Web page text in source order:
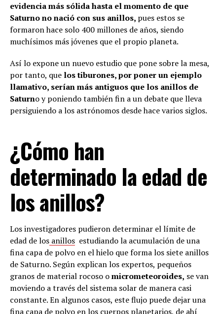
evidencia más sólida hasta el momento de que
Saturno no nació con sus anillos, pues estos se
formaron hace solo 400 millones de años, siendo
muchísimos más jóvenes que el propio planeta.
Así lo expone un nuevo estudio que pone sobre la mesa,
por tanto, que los tiburones, por poner un ejemplo
llamativo, serían más antiguos que los anillos de
Saturno y poniendo también fin a un debate que lleva
persiguiendo a los astrónomos desde hace varios siglos.
¿Cómo han
determinado la edad de
los anillos?
Los investigadores pudieron determinar el límite de
edad de los anillos estudiando la acumulación de una
fina capa de polvo en el hielo que forma los siete anillos
de Saturno. Según explican los expertos, pequeños
granos de material rocoso omicrometeoroides, se van
moviendo a través del sistema solar de manera casi
constante. En algunos casos, este flujo puede dejar una
fina capa de polvo en los cuerpos planetarios, de ahí